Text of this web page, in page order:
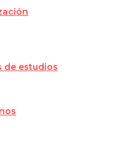
de estudios